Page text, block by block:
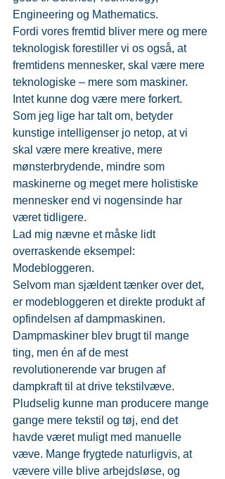
Engineering og Mathematics.
Fordi vores fremtid bliver mere og mere
teknologisk forestiller vi os også, at
fremtidens mennesker, skal være mere
teknologiske – mere som maskiner.
Intet kunne dog være mere forkert.
Som jeg lige har talt om, betyder
kunstige intelligenser jo netop, at vi
skal være mere kreative, mere
mønsterbrydende, mindre som
maskinerne og meget mere holistiske
mennesker end vi nogensinde har
været tidligere.
Lad mig nævne et måske lidt
overraskende eksempel:
Modebloggeren.
Selvom man sjældent tænker over det,
er modebloggeren et direkte produkt af
opfindelsen af dampmaskinen.
Dampmaskiner blev brugt til mange
ting, men én af de mest
revolutionerende var brugen af
dampkraft til at drive tekstilvæve.
Pludselig kunne man producere mange
gange mere tekstil og tøj, end det
havde været muligt med manuelle
væve. Mange frygtede naturligvis, at
vævere ville blive arbejdsløse, og